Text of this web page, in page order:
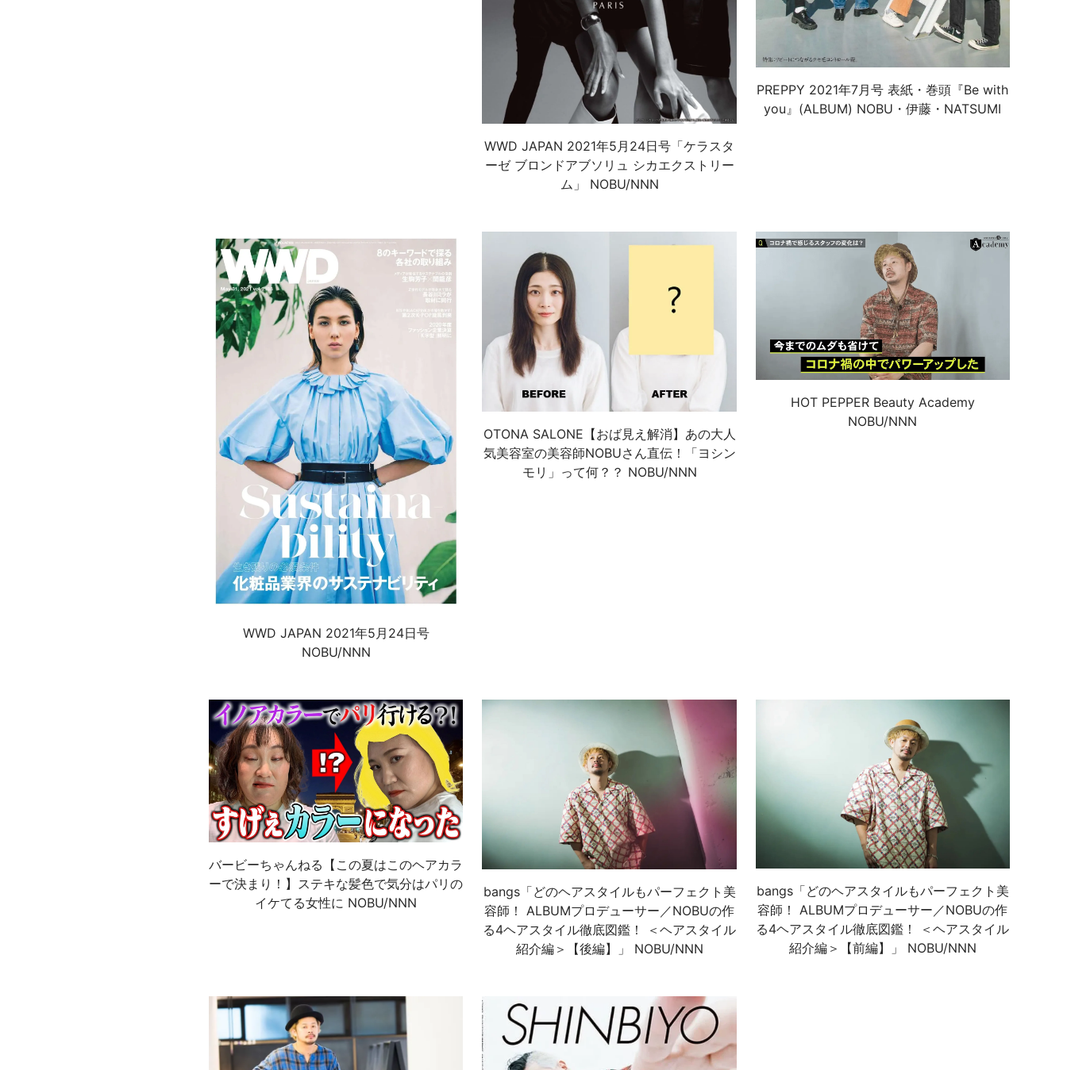
WWD JAPAN 2021年5月24日号「ケラスタ
ーゼ ブロンドアブソリュ シカエクストリー
ム」 NOBU/NNN
PREPPY 2021年7月号 表紙・巻頭『Be with
you』(ALBUM) NOBU・伊藤・NATSUMI
WWD JAPAN 2021年5月24日号
NOBU/NNN
OTONA SALONE【おば見え解消】あの大人
気美容室の美容師NOBUさん直伝！「ヨシン
モリ」って何？？ NOBU/NNN
HOT PEPPER Beauty Academy
NOBU/NNN
バービーちゃんねる【この夏はこのヘアカラ
ーで決まり！】ステキな髪色で気分はパリの
イケてる女性に NOBU/NNN
bangs「どのヘアスタイルもパーフェクト美
容師！ ALBUMプロデューサー／NOBUの作
る4ヘアスタイル徹底図鑑！ ＜ヘアスタイル
紹介編＞【後編】」 NOBU/NNN
bangs「どのヘアスタイルもパーフェクト美
容師！ ALBUMプロデューサー／NOBUの作
る4ヘアスタイル徹底図鑑！ ＜ヘアスタイル
紹介編＞【前編】」 NOBU/NNN